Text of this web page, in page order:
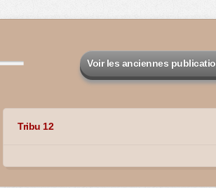
Voir les anciennes
Tribu 12